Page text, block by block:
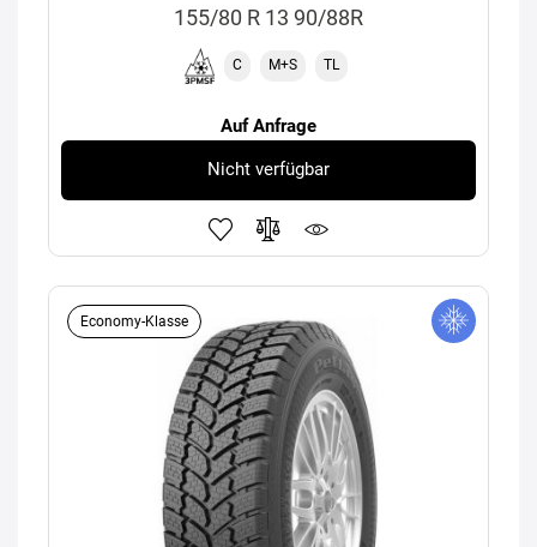
155/80 R 13 90/88R
C M+S TL
Auf Anfrage
Nicht verfügbar
Economy-Klasse